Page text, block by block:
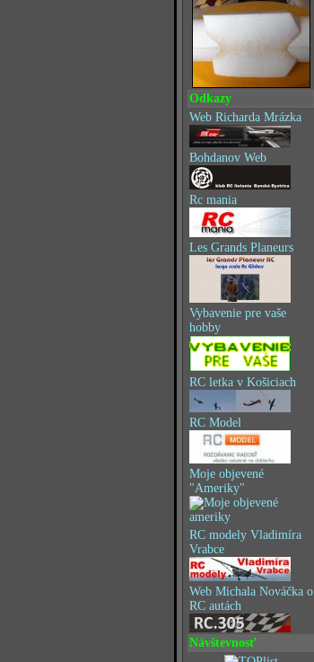
Odkazy
Web Richarda Mrázka
Bohdanov Web
Rc mania
Les Grands Planeurs
Vybavenie pre vaše
hobby
RC letka v Košiciach
RC Model
Moje objevené
"Ameriky"
RC modely Vladimíra
Vrabce
Web Michala Nováčka o
RC autách
Návštevnosť